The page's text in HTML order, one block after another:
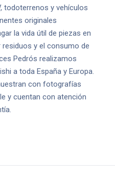
todoterrenos y vehículos
originales
la vida útil de piezas en
y el consumo de
Pedrós realizamos
a toda España y Europa.
con fotografías
y cuentan con atención